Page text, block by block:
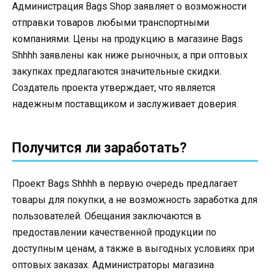
Администрация Bags Shop заявляет о возможности
отправки товаров любыми транспортными
компаниями. Цены на продукцию в магазине Bags
Shhhh заявлены как ниже рыночных, а при оптовых
закупках предлагаются значительные скидки.
Создатель проекта утверждает, что является
надежным поставщиком и заслуживает доверия.
Получится ли заработать?
Проект Bags Shhhh в первую очередь предлагает
товары для покупки, а не возможность заработка для
пользователей. Обещания заключаются в
предоставлении качественной продукции по
доступным ценам, а также в выгодных условиях при
оптовых заказах. Администраторы магазина